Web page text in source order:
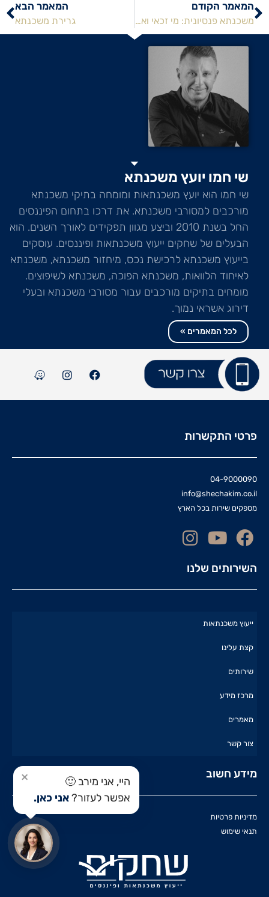
המאמר הקודם
משכנתא פנסיונית: מי זכאי ואיך מקבלים?
המאמר הבא
גרירת משכנתא
שי חמו יועץ משכנתא
שי חמו הוא יועץ משכנתאות ומומחה בתיקי משכנתא
מורכבים למסורבי משכנתא. את דרכו בתחום הפיננסים
החל בשנת 2010 וביצע מגוון תפקידים לאורך השנים. הוא
הבעלים של שחקים ייעוץ משכנתאות ופיננסים. עוסקים
בייעוץ משכנתא לרכישת נכס, מיחזור משכנתא, משכנתא
לאיחוד הלוואות, משכנתא הפוכה, משכנתא לשיפוצים.
מומחים בתיקים מורכבים עבור מסורבי משכנתא ובעלי
דירוג אשראי נמוך.
לכל המאמרים »
פרטי התקשרות
04-9000090
info@shechakim.co.il
מספקים שירות בכל הארץ
השירותים שלנו
ייעוץ משכנתאות
קצת עלינו
שירותים
מרכז מידע
מאמרים
צור קשר
מידע חשוב
מדיניות פרטיות
תנאי שימוש
×
היי, אני מירב 🙂
אפשר לעזור?אני כאן.